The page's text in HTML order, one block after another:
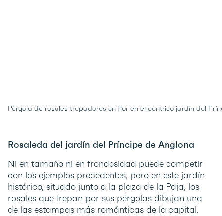
Pérgola de rosales trepadores en flor en el céntrico jardín del
Rosaleda del jardín del Príncipe de Anglona
Ni en tamaño ni en frondosidad puede competir
con los ejemplos precedentes, pero en este jardín
histórico, situado junto a la plaza de la Paja, los
rosales que trepan por sus pérgolas dibujan una
de las estampas más románticas de la capital.